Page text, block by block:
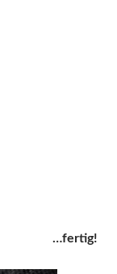
…fertig!